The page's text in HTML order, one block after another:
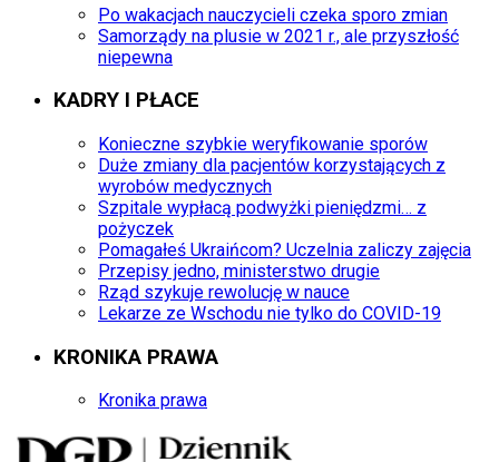
Po wakacjach nauczycieli czeka sporo zmian
Samorządy na plusie w 2021 r., ale przyszłość
niepewna
KADRY I PŁACE
Konieczne szybkie weryfikowanie sporów
Duże zmiany dla pacjentów korzystających z
wyrobów medycznych
Szpitale wypłacą podwyżki pieniędzmi… z
pożyczek
Pomagałeś Ukraińcom? Uczelnia zaliczy zajęcia
Przepisy jedno, ministerstwo drugie
Rząd szykuje rewolucję w nauce
Lekarze ze Wschodu nie tylko do COVID-19
KRONIKA PRAWA
Kronika prawa